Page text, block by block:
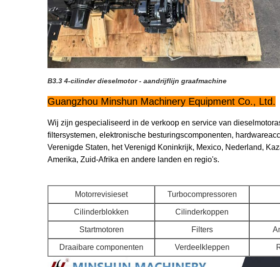
B3.3 4-cilinder dieselmotor - aandrijflijn graafmachine
Guangzhou Minshun Machinery Equipment Co., Ltd.
Wij zijn gespecialiseerd in de verkoop en service van
filtersystemen, elektronische besturingscomponenten,
Verenigde Staten, het Verenigd Koninkrijk, Mexico, Nederland,
Amerika, Zuid-Afrika en andere landen en regio's.
Motorrevisieset
Turbocompressoren
Cilinderblokken Cilinderkoppen
Startmotoren Filters
Draaibare componenten Verdeelkleppen